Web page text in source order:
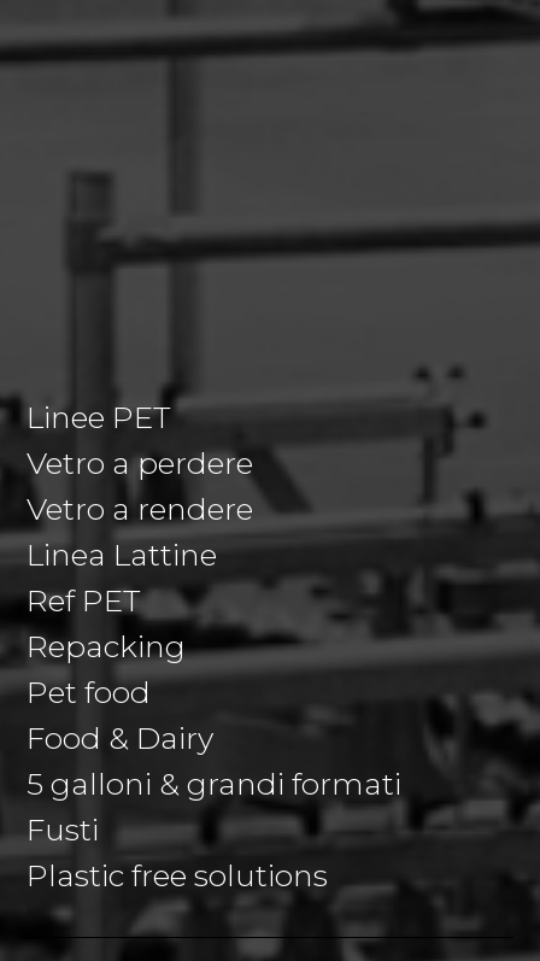
Linee PET
Vetro a perdere
Vetro a rendere
Linea Lattine
Ref PET
Repacking
Pet food
Food & Dairy
5 galloni & grandi formati
Fusti
Plastic free solutions